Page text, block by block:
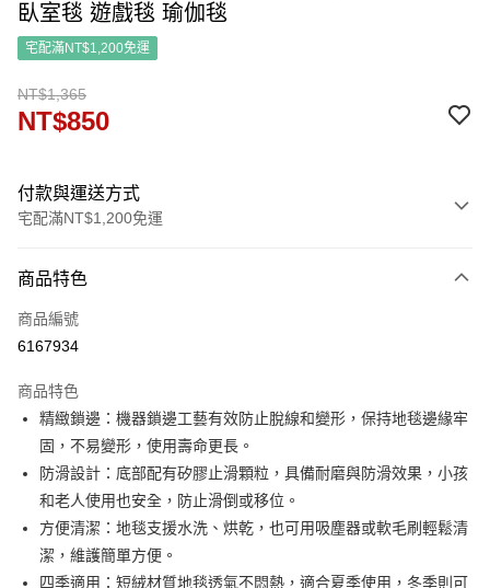
臥室毯 遊戲毯 瑜伽毯
宅配滿NT$1,200免運
NT$1,365
NT$850
付款與運送方式
宅配滿NT$1,200免運
信用卡一次付款
信用卡分期付款
合作金庫商業銀行
華南商業銀行
彰化商業銀行
上海商業儲蓄銀行
國泰世華商業銀行
兆豐國際商業銀行
臺灣中小企業銀行
台中商業銀行
匯豐（台灣）商業銀行
華泰商業銀行
聯邦商業銀行
遠東國際商業銀行
元大商業銀行
6 期 0 利率 每期
華南商業銀行
上海商業儲蓄銀行
台北富邦商業銀行
國泰世華商業銀行
兆豐國際商業銀行
臺灣中小企業銀行
台中商業銀行
匯豐（台灣）商業銀行
聯邦商業銀行
遠東國際商業銀行
LINE Pay
Apple Pay
街口支付
悠遊付
商品特色
商品編號
6167934
商品特色
精緻鎖邊：機器鎖邊工藝有效防止脫線和變形，保持地毯邊緣牢
固，不易變形，使用壽命更長。
防滑設計：底部配有矽膠止滑顆粒，具備耐磨與防滑效果，小孩
和老人使用也安全，防止滑倒或移位。
方便清潔：地毯支援水洗、烘乾，也可用吸塵器或軟毛刷輕鬆清
潔，維護簡單方便。
四季適用：短絨材質地毯透氣不悶熱，適合夏季使用，冬季則可